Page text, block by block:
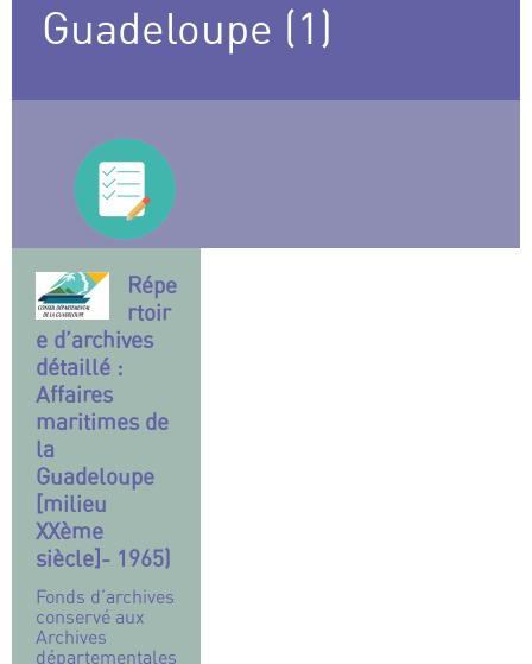
Guadeloupe (1)
Répe
rtoir
e d’archives
détaillé :
Affaires
maritimes de
la
Guadeloupe
[milieu
XXème
siècle]- 1965)
Fonds d’archives
conservé aux
Archives
départementales